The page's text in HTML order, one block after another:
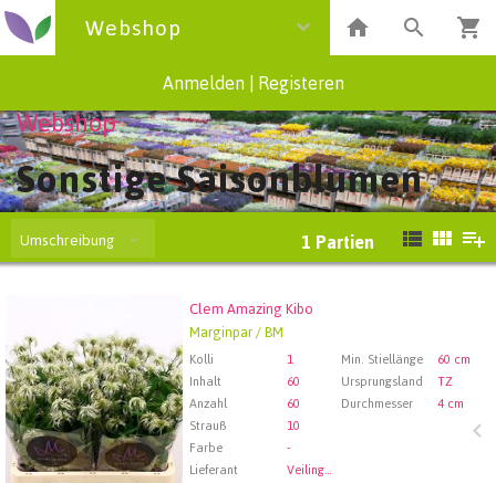
Webshop
Anmelden Registeren
Webshop
Sonstige Saisonblumen
Umschreibung 1 Partien
Clem Amazing Kibo
Marginpar / BM
Kolli 1 Min. Stiellänge
60 cm
Inhalt
60 Ursprungsland
TZ
Anzahl
60 Durchmesser
4 cm
Strauß
10
Farbe
-
Lieferant
Veiling Rhein-Maas GmbH & Co. KG
Wählen Sie zuerst ein Abfartdatum.